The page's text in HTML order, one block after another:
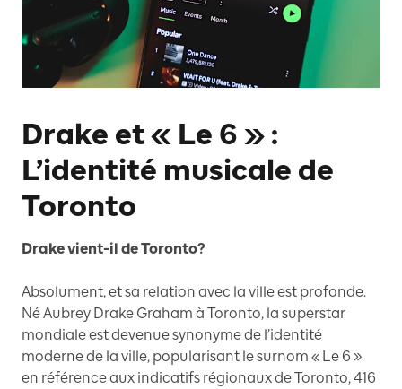
Drake et « Le 6 » :
L’identité musicale de
Toronto
Drake vient-il de Toronto?
Absolument, et sa relation avec la ville est profonde.
Né Aubrey Drake Graham à Toronto, la superstar
mondiale est devenue synonyme de l’identité
moderne de la ville, popularisant le surnom « Le 6 »
en référence aux indicatifs régionaux de Toronto, 416